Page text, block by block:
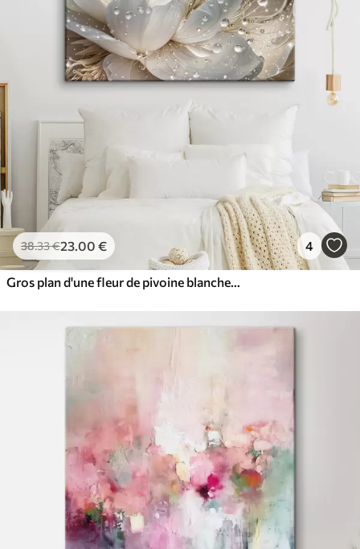
38.33€23.00 € 4
Gros plan d'une fleur de pivoine blanche avec des gouttes d'eau sur les pétales, sur un fond flou